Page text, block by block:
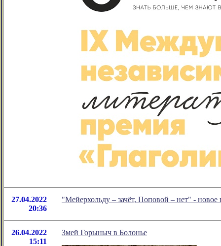
27.04.2022
20:36
"Мейерхольду – зачёт, Поповой – нет" -
26.04.2022
15:11
Змей Горыныч в Болонье